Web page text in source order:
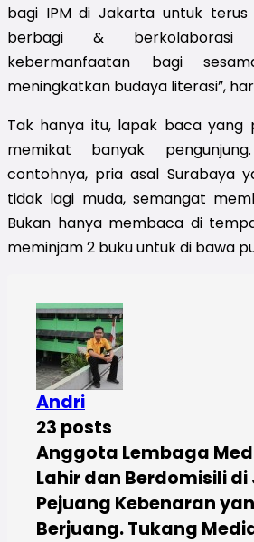
bagi IPM di Jakarta untuk
berbagi & berkolaborasi
kebermanfaatan bagi
meningkatkan budaya literasi”,
Tak hanya itu, lapak baca yang
memikat banyak
contohnya, pria asal Surabaya
tidak lagi muda, semangat
Bukan hanya membaca di
meminjam 2 buku untuk di bawa
Andri
23 posts
Anggota Lembaga
Lahir dan Berdomisili
Pejuang Kebenaran
Berjuang. Tukang